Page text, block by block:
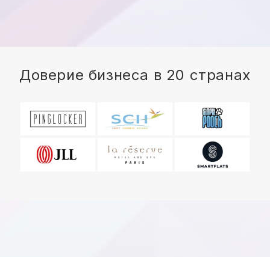
Доверие бизнеса в 20 странах